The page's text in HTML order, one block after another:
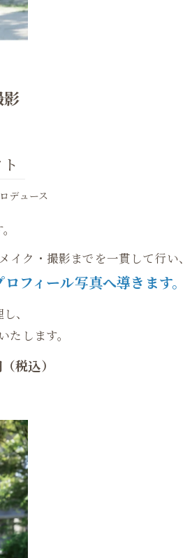
影
デュース
ク・撮影までを一貫して行い、
フィール写真へ導きます。
、
します。
税込）